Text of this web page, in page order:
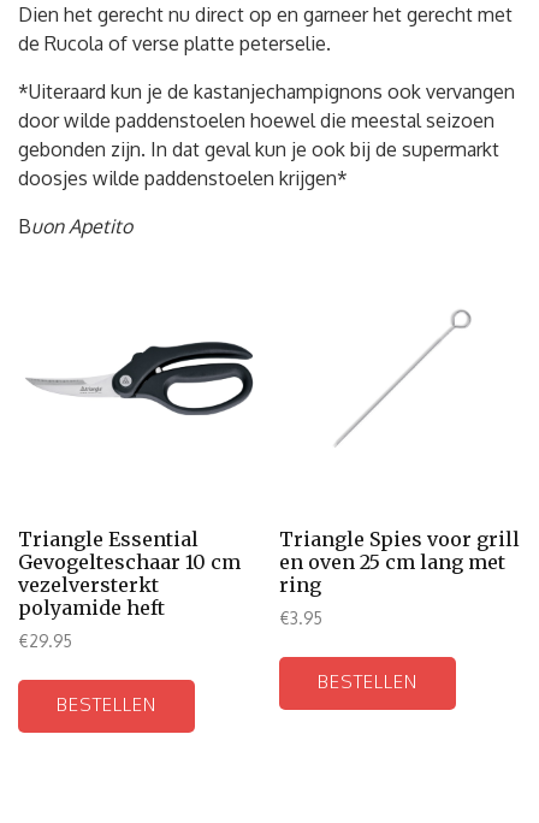
Dien het gerecht nu direct op en garneer het gerecht met
de Rucola of verse platte peterselie.
*Uiteraard kun je de kastanjechampignons ook vervangen
door wilde paddenstoelen hoewel die meestal seizoen
gebonden zijn. In dat geval kun je ook bij de supermarkt
doosjes wilde paddenstoelen krijgen*
Buon Apetito
Triangle Essential
Gevogelteschaar 10 cm
vezelversterkt
polyamide heft
€29.95
BESTELLEN
Triangle Spies voor grill
en oven 25 cm lang met
ring
€3.95
BESTELLEN